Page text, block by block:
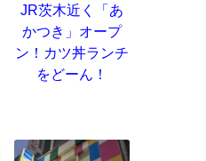
JR茨木近く「あ
かつき」オープ
ン！カツ丼ランチ
をどーん！